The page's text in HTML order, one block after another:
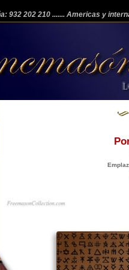
932 202 210 ....... Americas y